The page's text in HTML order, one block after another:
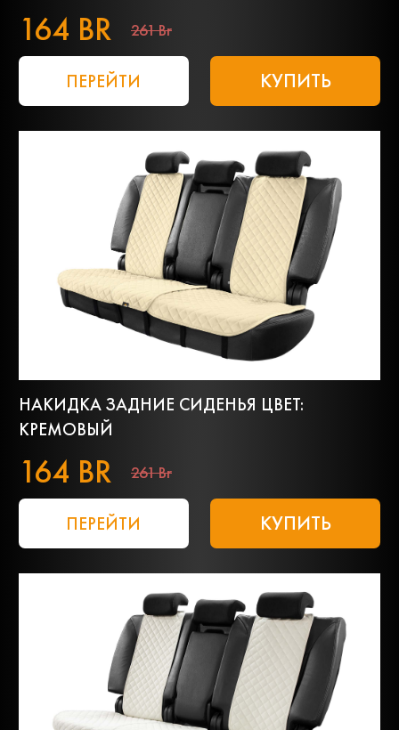
164 BR 261 Br
ПЕРЕЙТИ КУПИТЬ
НАКИДКА ЗАДНИЕ СИДЕНЬЯ ЦВЕТ:
КРЕМОВЫЙ
164 BR 261 Br
ПЕРЕЙТИ КУПИТЬ